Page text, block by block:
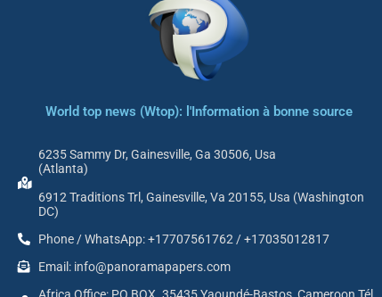
World top news (Wtop): l'Information à bonne source
6235 Sammy Dr, Gainesville, Ga 30506, Usa
(Atlanta)
6912 Traditions Trl, Gainesville, Va 20155, Usa (Washington
DC)
Phone / WhatsApp: +17707561762 / +17035012817
Email: info@panoramapapers.com